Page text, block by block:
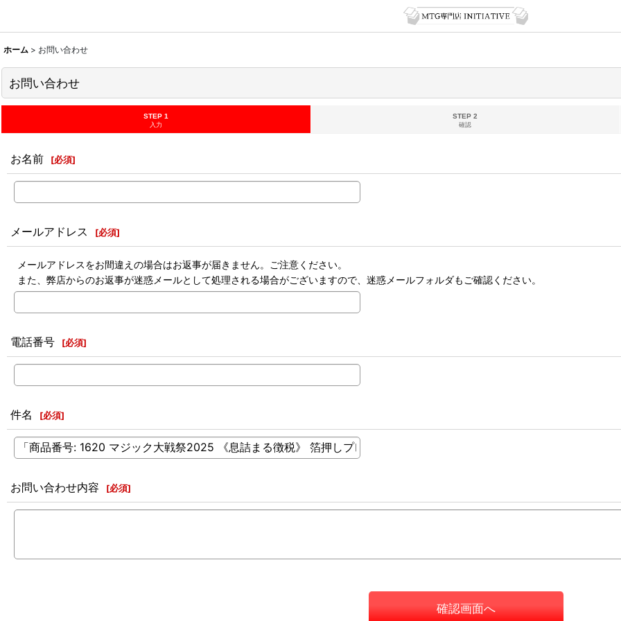
ホーム > お問い合わせ
お問い合わせ
STEP 1
入力
STEP 2
確認
お名前 [必須]
メールアドレス [必須]
メールアドレスをお間違えの場合はお返事が届きません。ご注意ください。
また、弊店からのお返事が迷惑メールとして処理される場合がございますので、迷惑メールフォルダもご確認ください。
電話番号 [必須]
件名 [必須]
お問い合わせ内容 [必須]
確認画面へ